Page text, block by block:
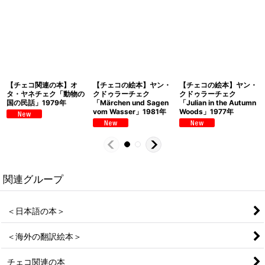
【チェコ関連の本】オ
タ・ヤネチェク「動物の
国の民話」1979年
【チェコの絵本】ヤン・
クドゥラーチェク
「Märchen und Sagen
vom Wasser」1981年
【チェコの絵本】ヤン・
クドゥラーチェク
「Julian in the Autumn
Woods」1977年
関連グループ
＜日本語の本＞
＜海外の翻訳絵本＞
チェコ関連の本